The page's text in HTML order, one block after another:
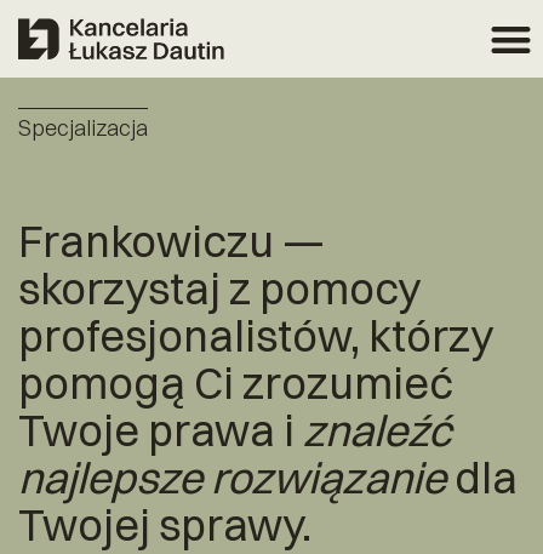
Specjalizacja
Frankowiczu —
skorzystaj z pomocy
profesjonalistów, którzy
pomogą Ci zrozumieć
Twoje prawa i znaleźć
najlepsze rozwiązaniedla
Twojej sprawy.